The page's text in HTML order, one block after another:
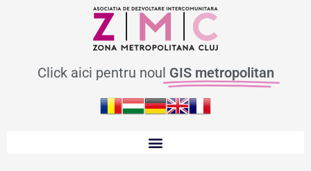
Click aici pentru noul GIS metropolitan